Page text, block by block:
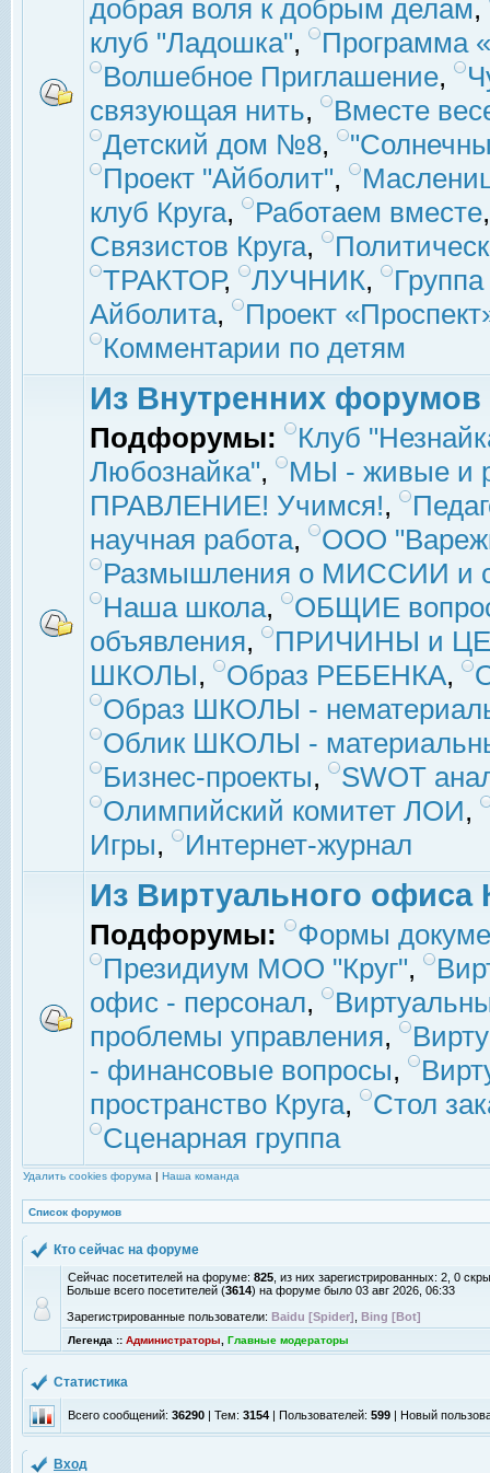
добрая воля к добрым делам,
клуб "Ладошка",
Программа
Волшебное Приглашение,
связующая нить,
Вместе
Детский дом №8,
Проект "Айболит",
клуб Круга, Работаем вместе
Связистов Круга,
ТРАКТОР, ЛУЧНИК,
Айболита,
Проект
Комментарии по детям
Из Внутренних форумов
Подфорумы:
Клуб
Любознайка",
МЫ - живые и
ПРАВЛЕНИЕ! Учимся!,
научная работа,
ООО
Размышления о МИССИИ и
Наша школа,
ОБЩИЕ
объявления,
ПРИЧИНЫ и
ШКОЛЫ, Образ РЕБЕНКА,
Образ ШКОЛЫ -
Облик ШКОЛЫ -
Бизнес-проекты,
SWOT
Олимпийский комитет ЛОИ,
Игры, Интернет-журнал
Из Виртуального офиса
Подфорумы:
Формы
Президиум МОО "Круг",
офис - персонал,
проблемы управления,
- финансовые вопросы,
пространство Круга,
Стол
Сценарная группа
Удалить cookies форума | Наша команда
Список форумов
Кто сейчас на форуме
Сейчас посетителей на форуме: 825 , из них зарегистрированных: 2, 0
Больше всего посетителей (3614) на форуме было 03 авг 2026, 06:33
Зарегистрированные пользователи: Baidu [Spider] Bing [Bot]
Легенда :: Администраторы Главные модераторы
Статистика
Всего сообщений: 36290 | Тем: 3154 | Пользователей: 599 | Новый
Вход